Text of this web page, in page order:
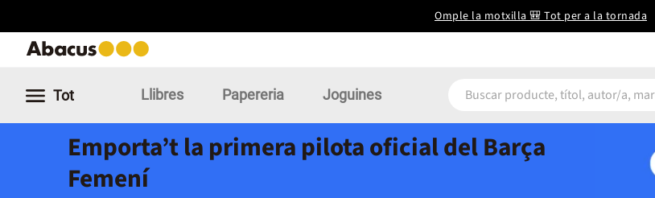
Omple la motxilla 🎒 Tot per a la tornada
Tot Llibres Papereria Joguines
Emporta’t la primera pilota oficial del Barça
Femení